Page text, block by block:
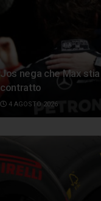
Jos nega che Max
contratto
4 AGOSTO 2026